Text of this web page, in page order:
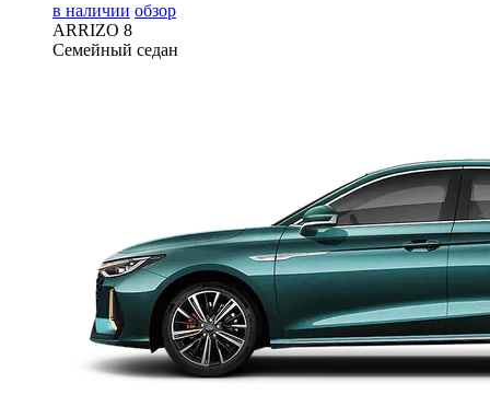
в наличии обзор
ARRIZO 8
Семейный седан